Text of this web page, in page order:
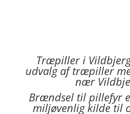
Træpiller i
udvalg af træpiller
nær
Brændsel til pillefyr
miljøvenlig kilde til